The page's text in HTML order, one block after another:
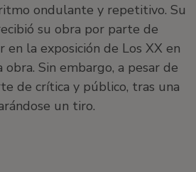
ondulante y repetitivo. Su
su obra por parte de
la exposición de Los XX en
Sin embargo, a pesar de
de crítica y público, tras una
un tiro.